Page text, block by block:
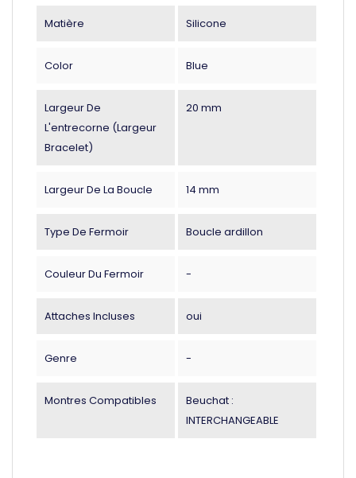
Matière Silicone
Color Blue
Largeur De
L'entrecorne (largeur
Bracelet)
20 mm
Largeur De La Boucle 14 mm
Type De Fermoir Boucle ardillon
Couleur Du Fermoir -
Attaches Incluses oui
Genre -
Montres Compatibles
Beuchat :
INTERCHANGEABLE